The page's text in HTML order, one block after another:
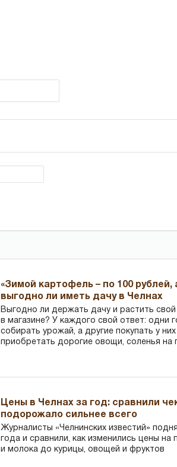
«Зимой картофель – по 100 рублей,
выгодно ли иметь дачу в Челнах
Выгодно ли держать дачу и растить
в магазине? У каждого свой ответ: одни
собирать урожай, а другие покупать у
приобретать дорогие овощи, соленья на
Цены в Челнах за год: сравнили
подорожало сильнее всего
Журналисты «Челнинских известий»
года и сравнили, как изменились цены
и молока до курицы, овощей и фруктов